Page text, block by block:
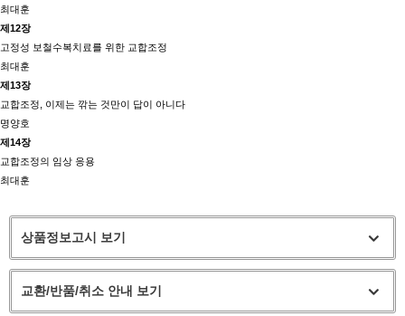
최대훈
제12장
고정성 보철수복치료를 위한 교합조정
최대훈
제13장
교합조정, 이제는 깎는 것만이 답이 아니다
명양호
제14장
교합조정의 임상 응용
최대훈
상품정보고시 보기
교환/반품/취소 안내 보기